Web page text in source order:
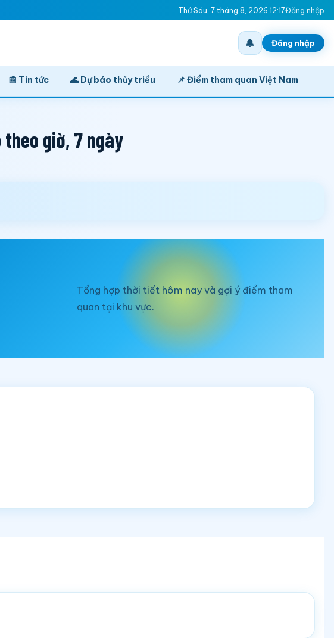
Thứ Sáu, 7 tháng 8, 2026 12:17Đăng nhập
🔔 Đăng nhập
📰 Tin tức 🌊 Dự báo thủy triều 📌 Điểm tham quan Việt Nam
giờ, 7 ngày
Tổng hợp thời tiết hôm nay và gợi ý điểm tham
quan tại khu vực.